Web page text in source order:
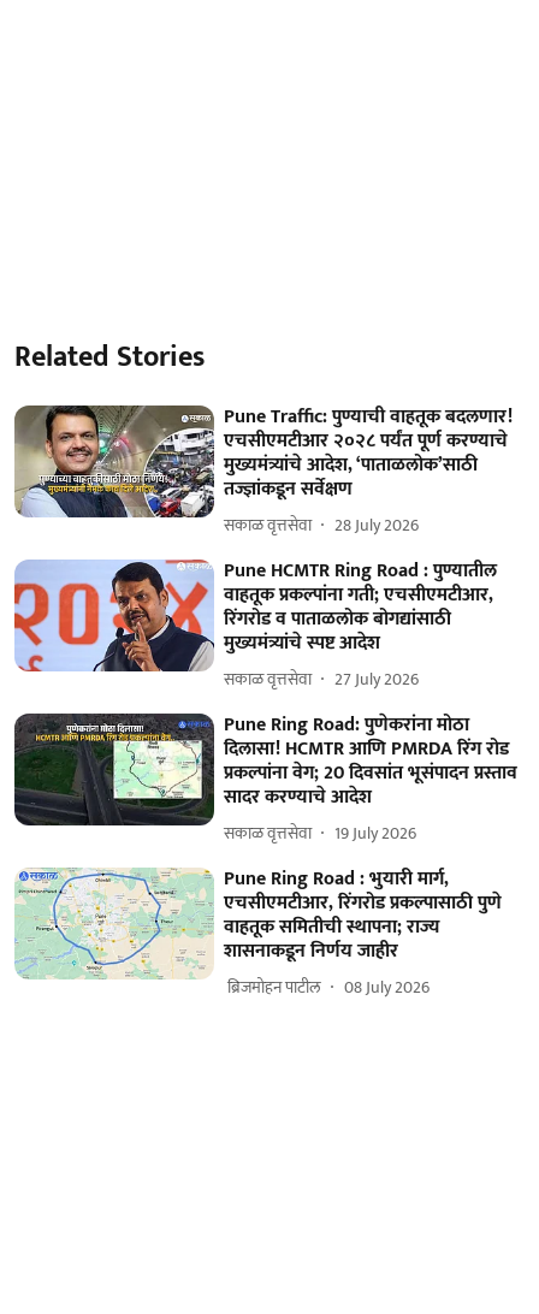
Related Stories
Pune Traffic: पुण्याची वाहतूक बदलणार!
एचसीएमटीआर २०२८ पर्यंत पूर्ण करण्याचे
मुख्यमंत्र्यांचे आदेश, ‘पाताळलोक’साठी
तज्ज्ञांकडून सर्वेक्षण
सकाळ वृत्तसेवा 28 July 2026
Pune HCMTR Ring Road : पुण्यातील
वाहतूक प्रकल्पांना गती; एचसीएमटीआर,
रिंगरोड व पाताळलोक बोगद्यांसाठी
मुख्यमंत्र्यांचे स्पष्ट आदेश
सकाळ वृत्तसेवा 27 July 2026
Pune Ring Road: पुणेकरांना मोठा
दिलासा! HCMTR आणि PMRDA रिंग रोड
प्रकल्पांना वेग; 20 दिवसांत भूसंपादन प्रस्ताव
सादर करण्याचे आदेश
सकाळ वृत्तसेवा 19 July 2026
Pune Ring Road : भुयारी मार्ग,
एचसीएमटीआर, रिंगरोड प्रकल्पासाठी पुणे
वाहतूक समितीची स्थापना; राज्य
शासनाकडून निर्णय जाहीर
​ ब्रिजमोहन पाटील 08 July 2026